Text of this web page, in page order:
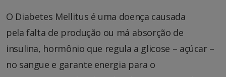
O Diabetes Mellitus é uma doença causada
pela falta de produção ou má absorção de
insulina, hormônio que regula a glicose – açúcar –
no sangue e garante energia para o